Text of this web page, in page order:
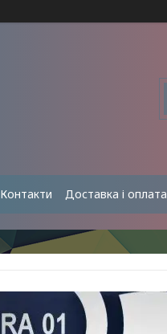
Контакти Доставка і оплата